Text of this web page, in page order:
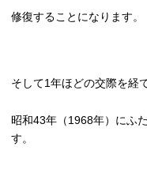
修復することになります。
そして1年ほどの交際を経
昭和43年（1968年）にふ
す。